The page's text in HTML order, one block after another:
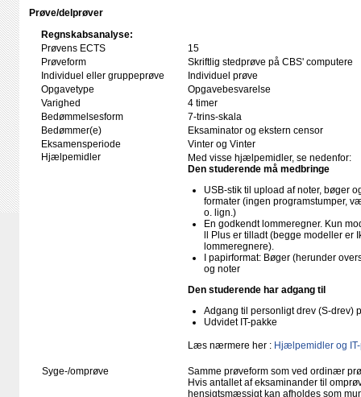
Prøve/delprøver
Regnskabsanalyse:
Prøvens ECTS
15
Prøveform
Skriftlig stedprøve på CBS' computere
Individuel eller gruppeprøve
Individuel prøve
Opgavetype
Opgavebesvarelse
Varighed
4 timer
Bedømmelsesform
7-trins-skala
Bedømmer(e)
Eksaminator og ekstern censor
Eksamensperiode
Vinter og Vinter
Hjælpemidler
Med visse hjælpemidler, se nedenfor:
Den studerende må medbringe
USB-stik til upload af noter, bøger
formater (ingen programstumper,
o. lign.)
En godkendt lommeregner. Kun
ll Plus er tilladt (begge modeller
lommeregnere).
I papirformat: Bøger (herunder
og noter
Den studerende har adgang til
Adgang til personligt drev (S-drev)
Udvidet IT-pakke
Læs nærmere her : Hjælpemidler og
Syge-/omprøve
Samme prøveform som ved ordinær
Hvis antallet af eksaminander til
hensigtsmæssigt kan afholdes som